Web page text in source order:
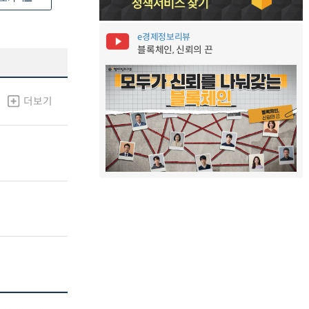
더보기
e경제정보리뷰
블록체인, 신뢰의 끈